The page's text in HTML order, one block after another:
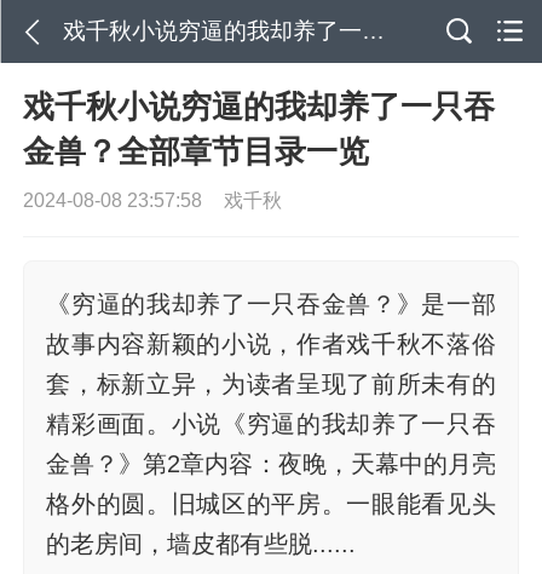
戏千秋小说穷逼的我却养了一只吞金兽？全部章节目录一览
戏千秋小说穷逼的我却养了一只吞
金兽？全部章节目录一览
2024-08-08 23:57:58 戏千秋
《穷逼的我却养了一只吞金兽？》是一部
故事内容新颖的小说，作者戏千秋不落俗
套，标新立异，为读者呈现了前所未有的
精彩画面。小说《穷逼的我却养了一只吞
金兽？》第2章内容：夜晚，天幕中的月亮
格外的圆。旧城区的平房。一眼能看见头
的老房间，墙皮都有些脱......